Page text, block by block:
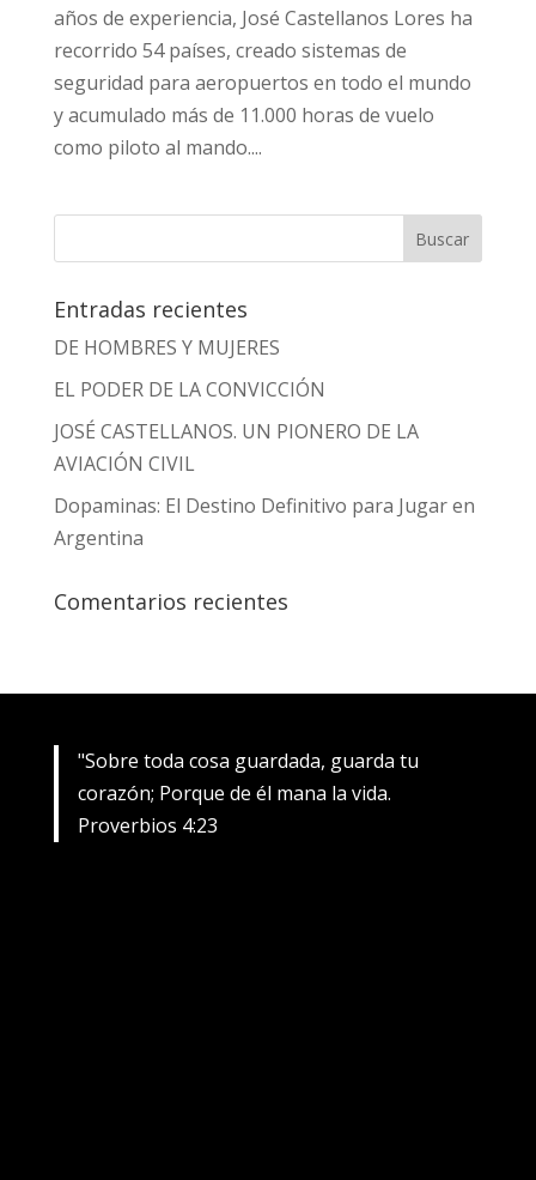
años de experiencia, José Castellanos Lores ha
recorrido 54 países, creado sistemas de
seguridad para aeropuertos en todo el mundo
y acumulado más de 11.000 horas de vuelo
como piloto al mando....
Entradas recientes
DE HOMBRES Y MUJERES
EL PODER DE LA CONVICCIÓN
JOSÉ CASTELLANOS. UN PIONERO DE LA
AVIACIÓN CIVIL
Dopaminas: El Destino Definitivo para Jugar en
Argentina
Comentarios recientes
"Sobre toda cosa guardada, guarda tu
corazón; Porque de él mana la vida.
Proverbios 4:23